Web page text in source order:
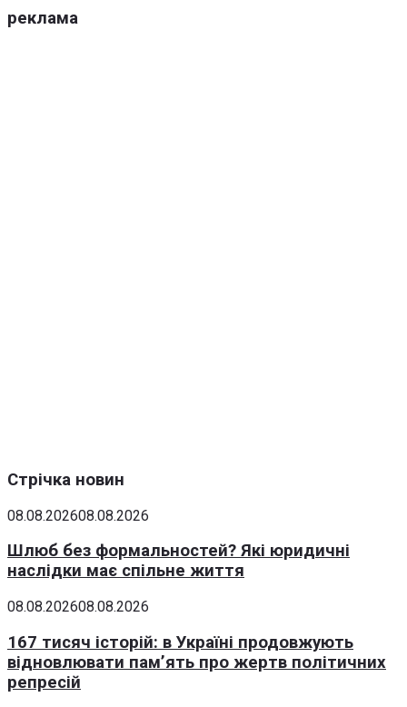
реклама
Стрічка новин
08.08.202608.08.2026
Шлюб без формальностей? Які юридичні
наслідки має спільне життя
08.08.202608.08.2026
167 тисяч історій: в Україні продовжують
відновлювати пам’ять про жертв політичних
репресій